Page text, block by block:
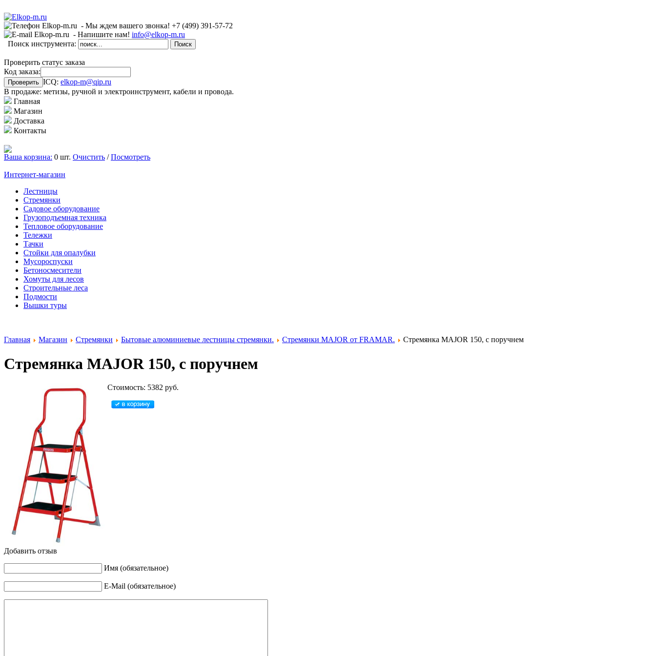
- Мы ждем вашего звонка! +7 (499) 391-57-72
- Напишите нам! info@elkop-m.ru
Поиск инструмента:
Проверить статус заказа
Код заказа:
ICQ: elkop-m@qip.ru
В продаже: метизы, ручной и электроинструмент, кабели и провода.
Главная
Магазин
Доставка
Контакты
Ваша корзина: 0 шт. Очистить /Посмотреть
Интернет-магазин
Лестницы
Стремянки
Садовое оборудование
Грузоподъемная техника
Тепловое оборудование
Тележки
Тачки
Стойки для опалубки
Мусороспуски
Бетоносмесители
Хомуты для лесов
Строительные леса
Подмости
Вышки туры
Главная Магазин Стремянки Бытовые алюминиевые лестницы стремянки. Стремянки MAJOR от FRAMAR. Стремянка MAJOR 150, с поручнем
Стремянка MAJOR 150, с поручнем
Стоимость: 5382 руб.
Добавить отзыв
Имя (обязательное)
E-Mail (обязательное)